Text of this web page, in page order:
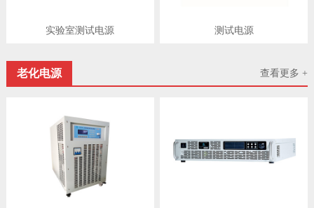
实验室测试电源 测试电源
查看更多 +
老化电源